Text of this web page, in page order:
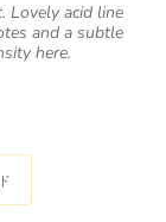
Lovely acid line
and a subtle
here.